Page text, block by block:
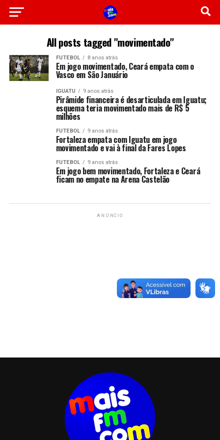
All posts tagged "movimentado"
FUTEBOL 8 anos atrás
Em jogo movimentado, Ceará empata com o
Vasco em São Januário
IGUATU 9 anos atrás
Pirâmide financeira é desarticulada em Iguatu;
esquema teria movimentado mais de R$ 5
milhões
FUTEBOL 9 anos atrás
Fortaleza empata com Iguatu em jogo
movimentado e vai à final da Fares Lopes
FUTEBOL 9 anos atrás
Em jogo bem movimentado, Fortaleza e Ceará
ficam no empate na Arena Castelão
ANÚNCIO